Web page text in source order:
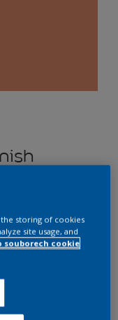
Změnit odstín
the storing of cookies
site usage, and
souborech cookie